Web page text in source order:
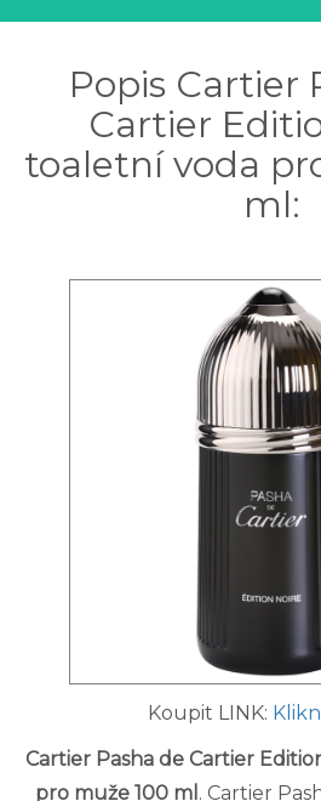
Popis Cartier
Cartier
toaletní voda
ml:
Koupit LINK:
Cartier Pasha de Cartier
pro muže 100 ml . Cartier